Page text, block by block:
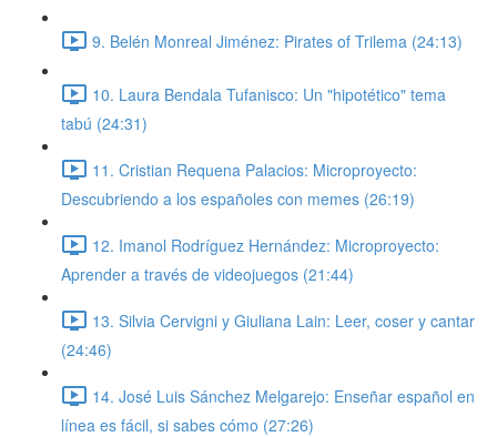
9. Belén Monreal Jiménez: Pirates of Trilema (24:13)
10. Laura Bendala Tufanisco: Un "hipotético" tema
tabú (24:31)
11. Cristian Requena Palacios: Microproyecto:
Descubriendo a los españoles con memes (26:19)
12. Imanol Rodríguez Hernández: Microproyecto:
Aprender a través de videojuegos (21:44)
13. Silvia Cervigni y Giuliana Lain: Leer, coser y cantar
(24:46)
14. José Luis Sánchez Melgarejo: Enseñar español en
línea es fácil, si sabes cómo (27:26)